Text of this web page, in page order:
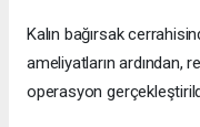
Kalın bağırsak
ameliyatların ardından,
operasyon